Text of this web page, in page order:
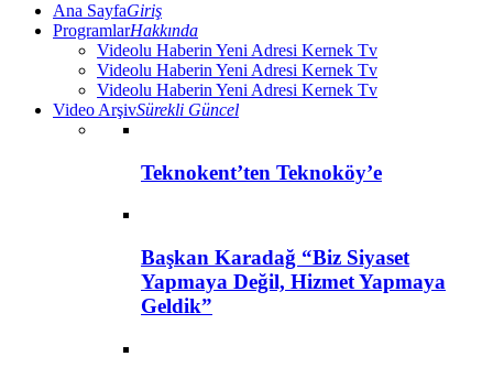
Ana SayfaGiriş
ProgramlarHakkında
Videolu Haberin Yeni Adresi Kernek Tv
Videolu Haberin Yeni Adresi Kernek Tv
Videolu Haberin Yeni Adresi Kernek Tv
Video ArşivSürekli Güncel
Teknokent’ten Teknoköy’e
Başkan Karadağ “Biz Siyaset
Yapmaya Değil, Hizmet Yapmaya
Geldik”